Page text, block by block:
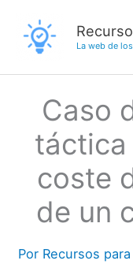
contenido
La web de
Caso
táctica
coste
de un
Por Recursos